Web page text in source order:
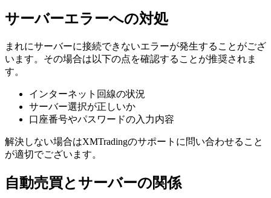
サーバーエラーへの対処
まれにサーバーに接続できないエラーが発生することがござ
います。その場合は以下の点を確認することが推奨されま
す。
インターネット回線の状況
サーバー選択が正しいか
口座番号やパスワードの入力内容
解決しない場合はXMTradingのサポートに問い合わせること
が適切でございます。
自動売買とサーバーの関係